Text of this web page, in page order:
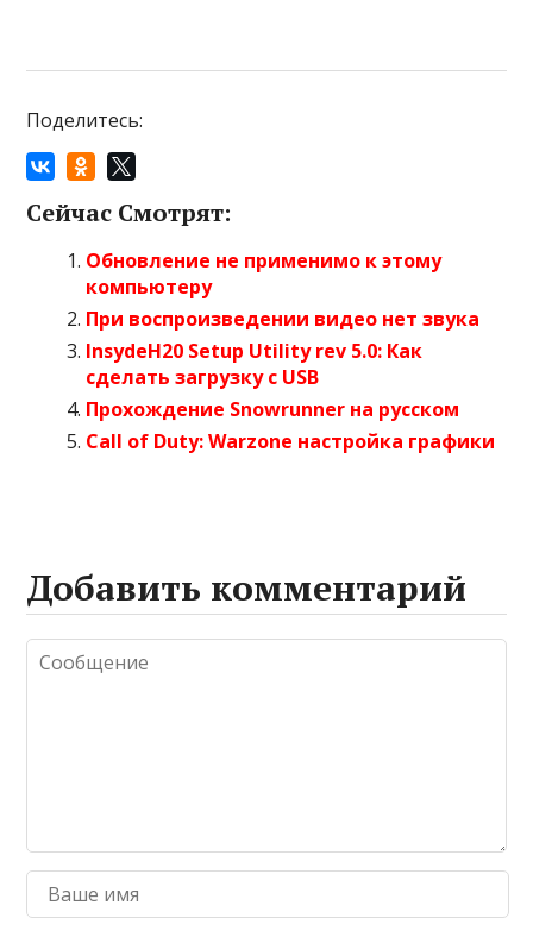
Поделитесь:
Сейчас Смотрят:
Обновление не применимо к этому
компьютеру
При воспроизведении видео нет звука
InsydeH20 Setup Utility rev 5.0: Как
сделать загрузку с USB
Прохождение Snowrunner на русском
Call of Duty: Warzone настройка графики
Добавить комментарий